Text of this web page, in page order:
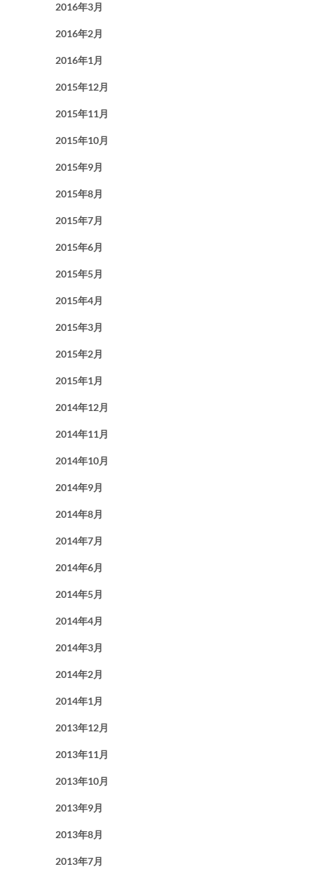
2016年3月
2016年2月
2016年1月
2015年12月
2015年11月
2015年10月
2015年9月
2015年8月
2015年7月
2015年6月
2015年5月
2015年4月
2015年3月
2015年2月
2015年1月
2014年12月
2014年11月
2014年10月
2014年9月
2014年8月
2014年7月
2014年6月
2014年5月
2014年4月
2014年3月
2014年2月
2014年1月
2013年12月
2013年11月
2013年10月
2013年9月
2013年8月
2013年7月